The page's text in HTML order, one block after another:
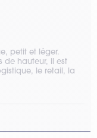
petit et léger.
de hauteur, il est
le retail, la